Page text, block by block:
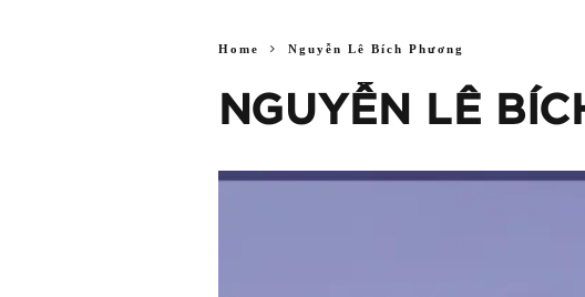
Home Nguyễn Lê Bích Phương
NGUYỄN LÊ